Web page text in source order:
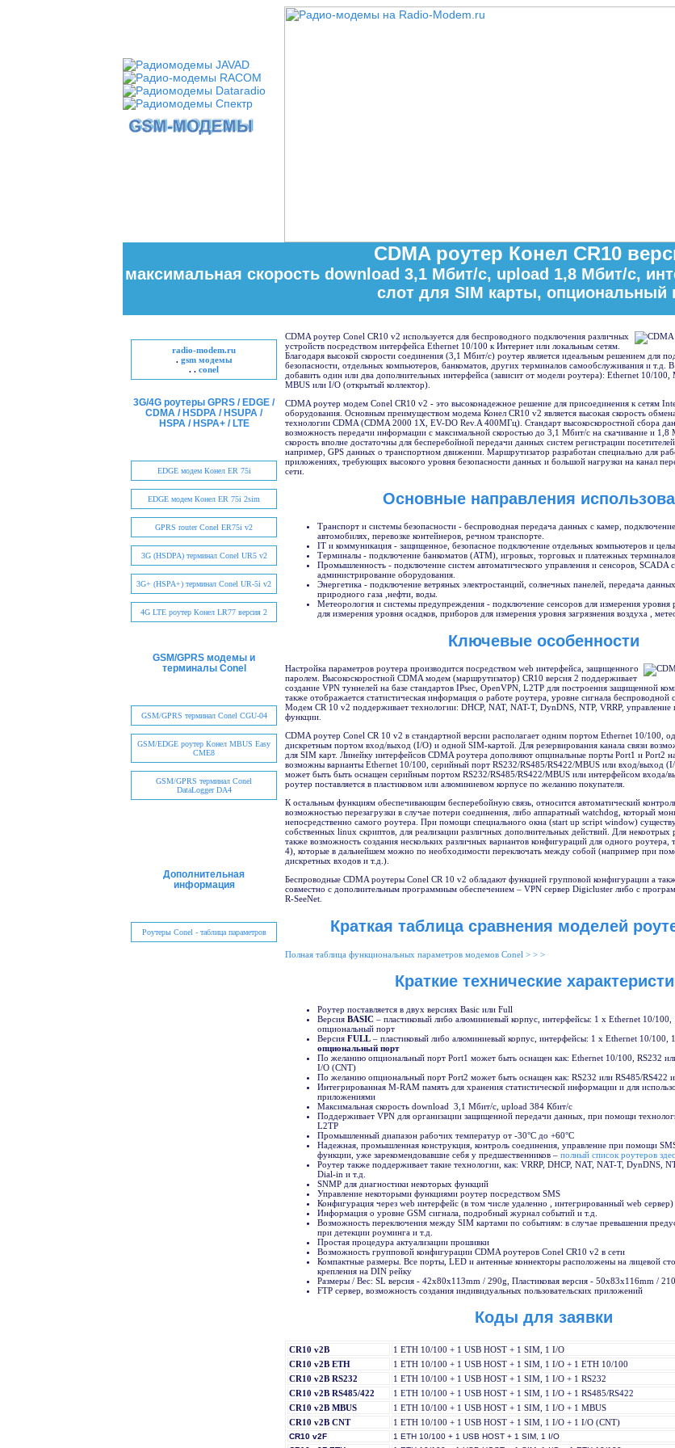
CDMA роутер Конел CR10
максимальная скорость download 3,1 Mбит/с, upload 1,8 Мбит/с,
слот для SIM карты, опциональный
radio-modem.ru
. gsm модемы
. . conel
3G/4G роутеры GPRS / EDGE /
CDMA / HSDPA / HSUPA /
HSPA / HSPA+ / LTE
EDGE модем Конел ER 75i
EDGE модем Конел ER 75i 2sim
GPRS router Conel ER75i v2
3G (HSDPA) терминал Conel UR5 v2
3G+ (HSPA+) терминал Conel UR-5i v2
4G LTE роутер Конел LR77 версия 2
GSM/GPRS модемы и
терминалы Conel
GSM/GPRS терминал Conel CGU-04
GSM/EDGE роутер Конел MBUS Easy
CME8
GSM/GPRS терминал Conel
DataLogger DA4
Дополнительная
информация
Роутеры Conel - таблица параметров
CDMA роутер Conel CR10 v2 используется для беспроводного подключения различных
устройств посредством интерфейса Ethernet 10/100 к Интернет или локальным сетям.
Благодаря высокой скорости соединения (3,1 Mбит/с) роутер является идеальным решением для
безопасности, отдельных компьютеров, банкоматов, других терминалов самообслуживания и
добавить один или два дополнительных интерфейса (зависит от модели роутера): Ethernet 10/100,
MBUS или I/O (открытый коллектор).
CDMA роутер модем Conel CR10 v2 - это высоконадежное решение для присоединения к сетям
оборудования. Основным преимуществом модема Конел CR10 v2 является высокая скорость
технологии CDMA (CDMA 2000 1X, EV-DO Rev.A 400МГц). Стандарт высокоскоростной сбора
возможность передачи информации с максимальной скоростью до 3,1 Mбит/с на скачивание и 1,8
скорость вполне достаточны для бесперебойной передачи данных систем регистрации
например, GPS данных о транспортном движении. Маршрутизатор разработан специально для
приложениях, требующих высокого уровня безопасности данных и большой нагрузки на канал
сети.
Основные направления
Транспорт и системы безопасности - беспроводная передача данных с камер, подключение
автомобилях, перевозке контейнеров, речном транспорте.
IT и коммуникация - защищенное, безопасное подключение отдельных компьютеров и
Терминалы - подключение банкоматов (ATM), игровых, торговых и платежных терминалов
Промышленность - подключение систем автоматического управления и сенсоров, SCADA
администрирование оборудования.
Энергетика - подключение ветряных электростанций, солнечных панелей, передача
природного газа ,нефти, воды.
Метеорология и системы предупреждения - подключение сенсоров для измерения уровня
для измерения уровня осадков, приборов для измерения уровня загрязнения воздуха ,
Ключевые особенности
Настройка параметров роутера производится посредством web интерфейса, защищенного
паролем. Высокоскоростной CDMA модем (маршрутизатор) CR10 версия 2 поддерживает
создание VPN туннелей на базе стандартов IPsec, OpenVPN, L2TP для построения защищенной
также отображается статистическая информация о работе роутера, уровне сигнала беспроводной
Модем CR 10 v2 поддерживает технологии: DHCP, NAT, NAT-T, DynDNS, NTP, VRRP,
функции.
CDMA роутер Conel CR 10 v2 в стандартной версии располагает одним портом Ethernet 10/100,
дискретным портом вход/выход (I/O) и одной SIM-картой. Для резервирования канала связи
для SIM карт. Линейку интерфейсов CDMA роутера дополняют опцинальные порты Port1 и Port2
возможны варианты Ethernet 10/100, серийный порт RS232/RS485/RS422/MBUS или вход/выход
может быть быть оснащен серийным портом RS232/RS485/RS422/MBUS или интерфейсом входа/
роутер поставляется в пластиковом или алюминиевом корпусе по желанию покупателя.
К остальным функциям обеспечивающим бесперебойную связь, относится автоматический
возможностью перезагрузки в случае потери соединения, либо аппаратный watchdog, который
непосредственно самого роутера. При помощи специального окна (start up script window)
собственных linux скриптов, для реализации различных дополнительных действий. Для некоотрых
также возможность создания нескольких различных вариантов конфигураций для одного роутера,
4), которые в дальнейшем можно по необходимости переключать между собой (например при
дискретных входов и т.д.).
Беспроводные CDMA роутеры Conel CR 10 v2 обладают функцией групповой конфигурации а
совместно с дополнительным программным обеспечением – VPN сервер Digicluster либо с
R-SeeNet.
Краткая таблица сравнения моделей
Полная таблица функциональных параметров модемов Conel > > >
Краткие технические
Роутер поставляется в двух версиях Basic или Full
Версия BASIC – пластиковый либо алюминиевый корпус, интерфейсы: 1 x Ethernet 10/
опциональный порт
Версия FULL – пластиковый либо алюминиевый корпус, интерфейсы: 1 x Ethernet 10/100,
опциональный порт
По желанию опциональный порт Port1 может быть оснащен как: Ethernet 10/100, RS232
I/O (CNT)
По желанию опциональный порт Port2 может быть оснащен как: RS232 или RS485/RS422
Интегрированная M-RAM память для хранения статистической информации и для
приложениями
Максимальная скорость download 3,1 Mбит/с, upload 384 Кбит/с
Поддерживает VPN для организации защищенной передачи данных, при помощи
L2TP
Промышленный диапазон рабочих температур от -30°C до +60°C
Надежная, промышленная конструкция, контроль соединения, управление при помощи
функции, уже зарекомендовавшие себя у предшественников – полный список роутеров
Роутер также поддерживает такие технологии, как: VRRP, DHCP, NAT, NAT-T, DynDNS,
Dial-in и т.д.
SNMP для диагностики некоторых функций
Управление некоторыми функциями роутер посредством SMS
Конфигурация через web интерфейс (в том числе удаленно , интегрированный web сервер)
Информация о уровне GSM сигнала, подробный журнал событий и т.д.
Возможность переключения между SIM картами по событиям: в случае превышения
при детекции роуминга и т.д.
Простая процедура актуализации прошивки
Возможность групповой конфигурации CDMA роутеров Conel CR10 v2 в сети
Компактные размеры. Все порты, LED и антенные коннекторы расположены на лицевой
крепления на DIN рейку
Размеры / Bес: SL версия - 42x80x113mm / 290g, Пластиковая версия - 50x83x116mm /
FTP сервер, возможность создания индивидуальных пользовательских приложений
Коды для заявки
CR10 v2B
1 ETH 10/100 + 1 USB HOST + 1 SIM, 1 I/O
CR10 v2B ETH
1 ETH 10/100 + 1 USB HOST + 1 SIM, 1 I/O + 1 ETH 10/100
CR10 v2B RS232
1 ETH 10/100 + 1 USB HOST + 1 SIM, 1 I/O + 1 RS232
CR10 v2B RS485/422
1 ETH 10/100 + 1 USB HOST + 1 SIM, 1 I/O + 1 RS485/RS422
CR10 v2B MBUS
1 ETH 10/100 + 1 USB HOST + 1 SIM, 1 I/O + 1 MBUS
CR10 v2B CNT
1 ETH 10/100 + 1 USB HOST + 1 SIM, 1 I/O + 1 I/O (CNT)
CR10 v2F
1 ETH 10/100 + 1 USB HOST + 1 SIM, 1 I/O